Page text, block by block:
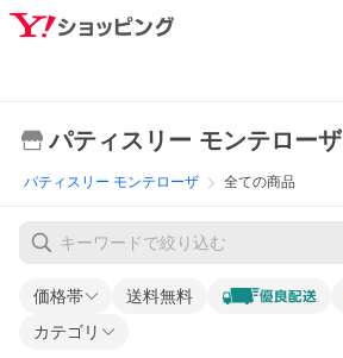
パティスリー モンテローザ
パティスリー モンテローザ 全ての商品
価格帯 送料無料
カテゴリ